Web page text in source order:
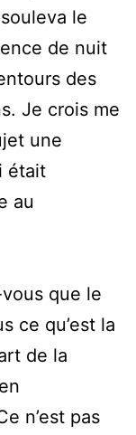
le
de nuit
des
Je crois me
une
était
au
que le
ce qu’est la
de la
n’est pas